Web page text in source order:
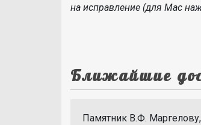
на исправление (для Mac
Ближайшие
Памятник В.Ф.